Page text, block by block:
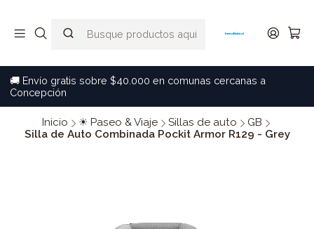
🚚 Envío gratis sobre $40.000 en comunas cercanas a
Concepción
Inicio ☀ Paseo & Viaje Sillas de auto
GB
Silla de Auto Combinada Pockit Armor R129 - Grey